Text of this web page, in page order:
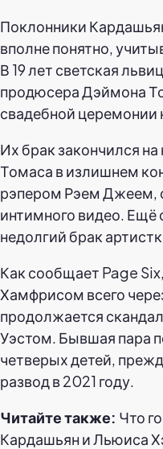
Поклонники
вполне понятно,
В 19 лет светская
продюсера Дэймона
свадебной церемонии
Их брак закончился
Томаса в излишнем
рэпером Рэем Джеем,
интимного видео.
недолгий брак
Как сообщает Page
Хамфрисом всего
продолжается
Уэстом. Бывшая пара
четверых детей,
развод в 2021 году.
Читайте также: Что
Кардашьян и Льюиса